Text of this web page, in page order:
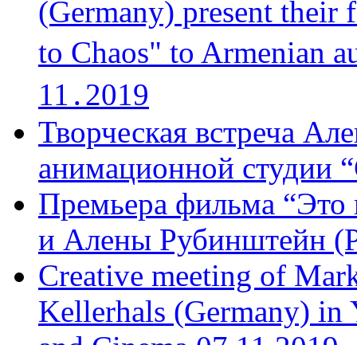
(Germany) present
to Chaos" to Armenian
11․2019
Творческая встреча
анимационной студии
Премьера фильма “Это
и Алены Рубинштейн
Creative meeting of
Kellerhals (Germany) in